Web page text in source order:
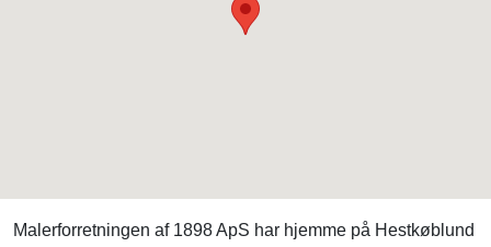
Malerforretningen af 1898 ApS har hjemme på Hestkøblund